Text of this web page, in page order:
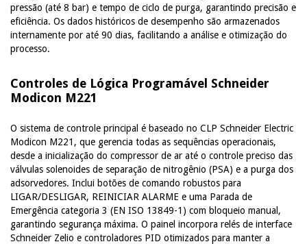
pressão (até 8 bar) e tempo de ciclo de purga, garantindo precisão e
eficiência. Os dados históricos de desempenho são armazenados
internamente por até 90 dias, facilitando a análise e otimização do
processo.
Controles de Lógica Programável Schneider
Modicon M221
O sistema de controle principal é baseado no CLP Schneider Electric
Modicon M221, que gerencia todas as sequências operacionais,
desde a inicialização do compressor de ar até o controle preciso das
válvulas solenoides de separação de nitrogênio (PSA) e a purga dos
adsorvedores. Inclui botões de comando robustos para
LIGAR/DESLIGAR, REINICIAR ALARME e uma Parada de
Emergência categoria 3 (EN ISO 13849-1) com bloqueio manual,
garantindo segurança máxima. O painel incorpora relés de interface
Schneider Zelio e controladores PID otimizados para manter a